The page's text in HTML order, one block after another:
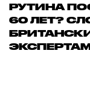
РУТИНА
60 ЛЕТ?